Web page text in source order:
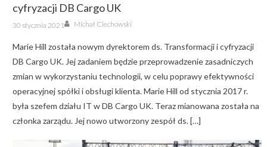
cyfryzacji DB Cargo UK
Posted
on
30 stycznia 2021 Author
Michał Ciechowski
Marie Hill została nowym dyrektorem ds. Transformacji i cyfryzacji
DB Cargo UK. Jej zadaniem będzie przeprowadzenie zasadniczych
zmian w wykorzystaniu technologii, w celu poprawy efektywności
operacyjnej spółki i obsługi klienta. Marie Hill od stycznia 2017 r.
była szefem działu IT w DB Cargo UK. Teraz mianowana została na
członka zarządu. Jej nowo utworzony zespół ds. […]